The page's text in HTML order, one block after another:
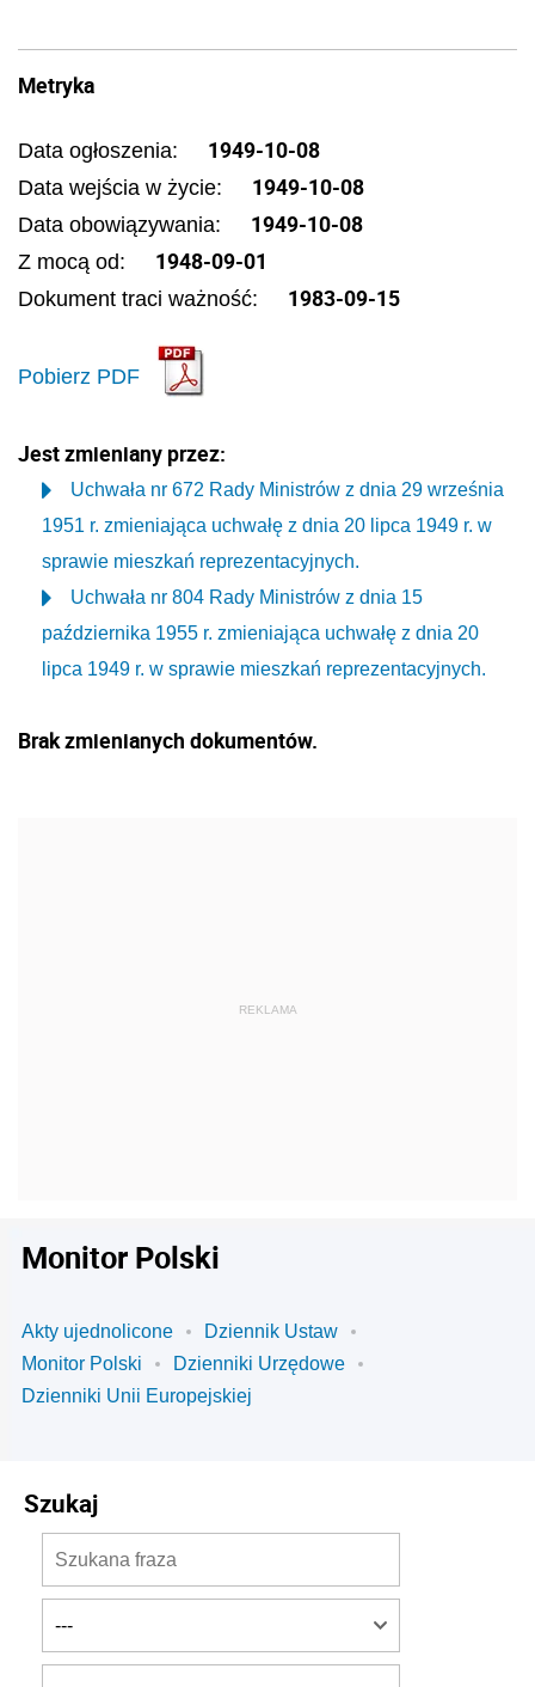
Metryka
Data ogłoszenia: 1949-10-08
Data wejścia w życie: 1949-10-08
Data obowiązywania: 1949-10-08
Z mocą od: 1948-09-01
Dokument traci ważność: 1983-09-15
Pobierz PDF
Jest zmieniany przez:
Uchwała nr 672 Rady Ministrów z dnia 29 września
1951 r. zmieniająca uchwałę z dnia 20 lipca 1949 r. w
sprawie mieszkań reprezentacyjnych.
Uchwała nr 804 Rady Ministrów z dnia 15
października 1955 r. zmieniająca uchwałę z dnia 20
lipca 1949 r. w sprawie mieszkań reprezentacyjnych.
Brak zmienianych dokumentów.
Monitor Polski
Akty ujednolicone
Dziennik Ustaw
Monitor Polski
Dzienniki Urzędowe
Dzienniki Unii Europejskiej
Szukaj